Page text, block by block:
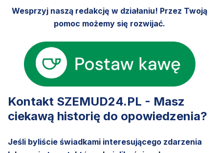
Wesprzyj naszą redakcję w działaniu! Przez Twoją
pomoc możemy się rozwijać.
Kontakt SZEMUD24.PL - Masz
ciekawą historię do opowiedzenia?
Jeśli byliście świadkami interesującego zdarzenia